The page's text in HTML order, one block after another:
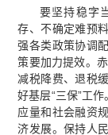
要坚持稳字
存、不确定难预
强各类政策协调
策要加力提效。
减税降费、退税
好基层“三保”工
应量和社会融资
济发展。保持人